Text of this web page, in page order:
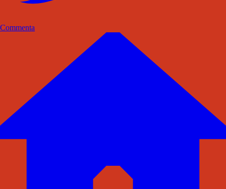
Commenta